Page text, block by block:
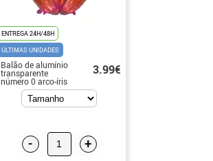
ENTREGA 24H/48H
ÚLTIMAS UNIDADES
Balão de alumínio
transparente
número 0 arco-íris
de 75 cm
3.99€
- +